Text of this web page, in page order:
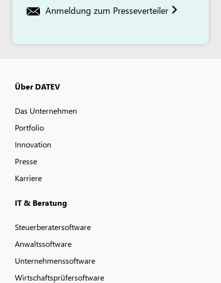
Anmeldung zum Presseverteiler
Über DATEV
Das Unternehmen
Portfolio
Innovation
Presse
Karriere
IT & Beratung
Steuerberatersoftware
Anwaltssoftware
Unternehmenssoftware
Wirtschaftsprüfersoftware